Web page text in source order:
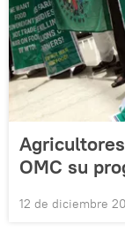
OMC su
12 de diciembre